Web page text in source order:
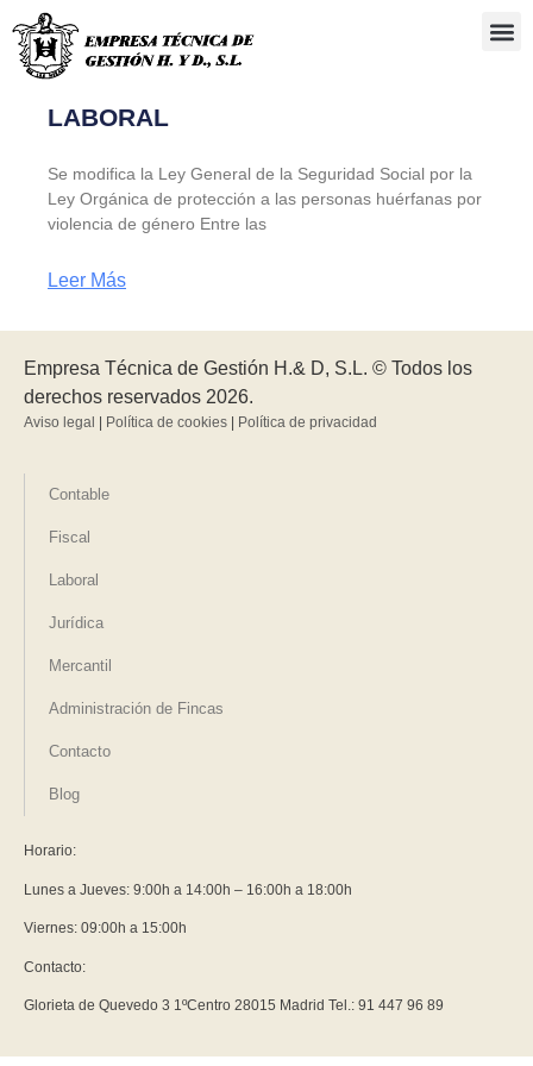
LABORAL
Se modifica la Ley General de la Seguridad Social por la
Ley Orgánica de protección a las personas huérfanas por
violencia de género Entre las
Leer Más
Empresa Técnica de Gestión H.& D, S.L. © Todos los
derechos reservados 2026.
Aviso legal Política de cookies Política de privacidad
Contable
Fiscal
Laboral
Jurídica
Mercantil
Administración de Fincas
Contacto
Blog
Horario:
Lunes a Jueves: 9:00h a 14:00h – 16:00h a 18:00h
Viernes: 09:00h a 15:00h
Contacto:
Glorieta de Quevedo 3 1ºCentro 28015 Madrid Tel.: 91 447 96 89